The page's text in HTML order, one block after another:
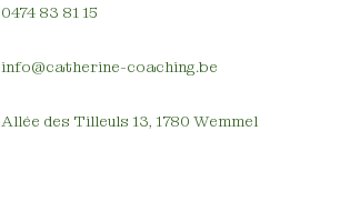
0474 83 81 15
info@catherine-coaching.be
Allée des Tilleuls 13, 1780 Wemmel